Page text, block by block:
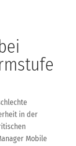
in der
Mobile